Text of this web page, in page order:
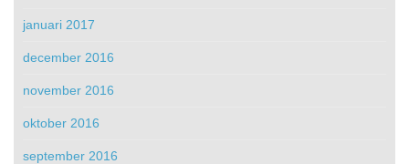
januari 2017
december 2016
november 2016
oktober 2016
september 2016